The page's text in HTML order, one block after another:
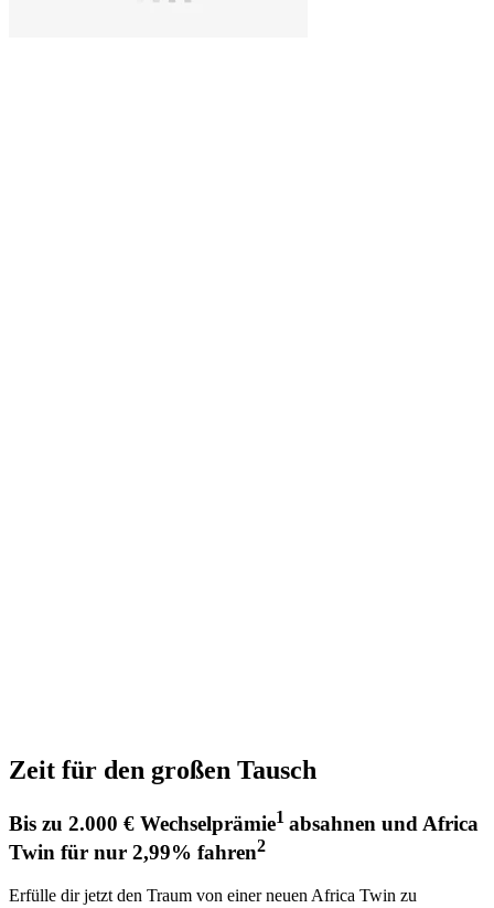
Zeit für den großen Tausch
Bis zu 2.000 € Wechselprämie1 absahnen und Africa
Twin für nur 2,99% fahren2
Erfülle dir jetzt den Traum von einer neuen Africa Twin zu